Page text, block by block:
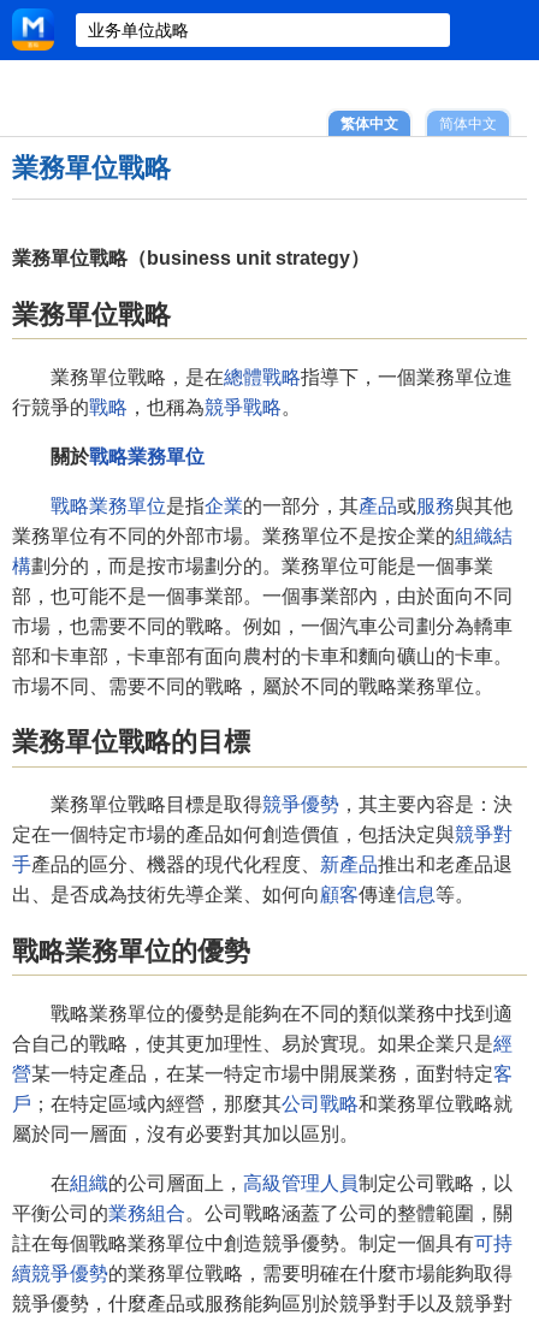
简体中文
繁体中文
業務單位戰略
業務單位戰略（business unit strategy）
業務單位戰略
業務單位戰略，是在總體戰略指導下，一個業務單位進
行競爭的戰略 ，也稱為競爭戰略。
關於戰略業務單位
戰略業務單位是指企業的一部分，其產品或服務與其他
業務單位有不同的外部市場。業務單位不是按企業的組織結
構劃分的，而是按市場劃分的。業務單位可能是一個事業
部，也可能不是一個事業部。一個事業部內，由於面向不同
市場，也需要不同的戰略。例如，一個汽車公司劃分為轎車
部和卡車部，卡車部有面向農村的卡車和麵向礦山的卡車。
市場不同、需要不同的戰略，屬於不同的戰略業務單位。
業務單位戰略的目標
業務單位戰略目標是取得競爭優勢 ，其主要內容是：決
定在一個特定市場的產品如何創造價值，包括決定與競爭對
手產品的區分、機器的現代化程度、 新產品推出和老產品退
出、是否成為技術先導企業、如何向顧客傳達信息等。
戰略業務單位的優勢
戰略業務單位的優勢是能夠在不同的類似業務中找到適
合自己的戰略，使其更加理性、易於實現。如果企業只是經
營某一特定產品，在某一特定市場中開展業務，面對特定客
戶 ；在特定區域內經營，那麼其公司戰略和業務單位戰略就
屬於同一層面，沒有必要對其加以區別。
在組織的公司層面上， 高級管理人員制定公司戰略，以
平衡公司的業務組合。公司戰略涵蓋了公司的整體範圍，關
註在每個戰略業務單位中創造競爭優勢。制定一個具有可持
續競爭優勢的業務單位戰略，需要明確在什麼市場能夠取得
競爭優勢，什麼產品或服務能夠區別於競爭對手以及競爭對